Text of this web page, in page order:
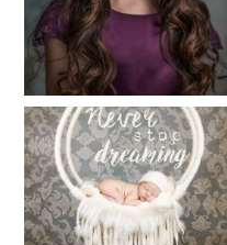
41
Baby/Newborn